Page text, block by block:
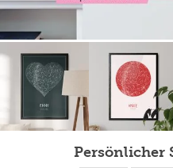
Persönlicher